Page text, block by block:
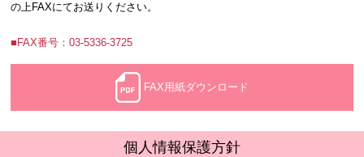
の上FAXにてお送りください。
■FAX番号：03-5336-3725
FAX用紙ダウンロード
個人情報保護方針